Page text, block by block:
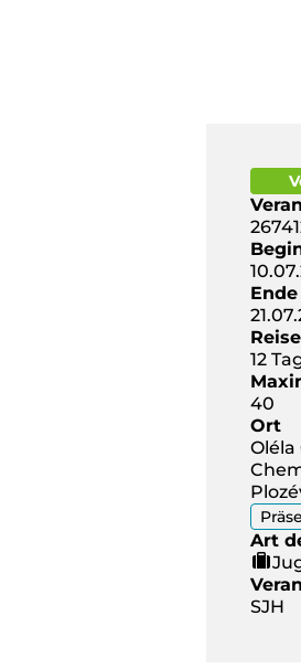
Ende
12
40
Ort
Oléla
Art
SJH